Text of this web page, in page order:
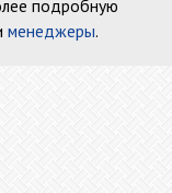
подробную
менеджеры.